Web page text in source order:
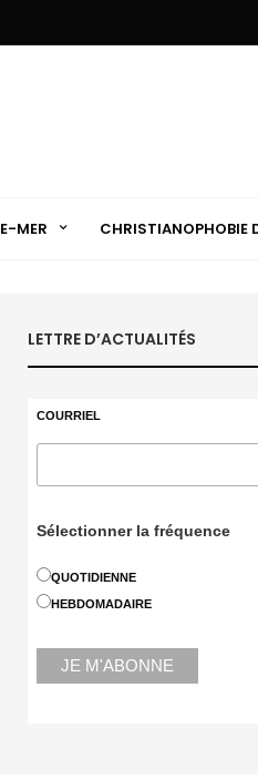
MER CHRISTIANOPHOBIE
LETTRE D’ACTUALITÉS
COURRIEL
Sélectionner la fréquence
QUOTIDIENNE
HEBDOMADAIRE